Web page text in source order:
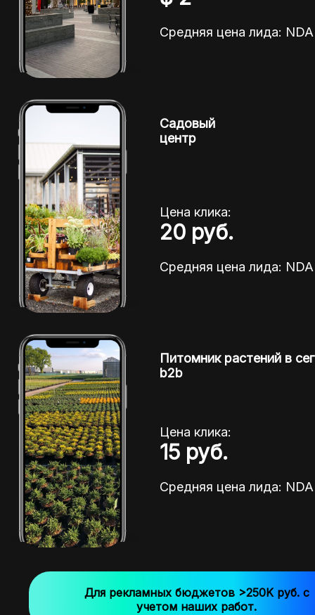
Средняя цена лида: NDA
Садовый
центр
Цена клика:
20 руб.
Средняя цена лида:
Питомник растений в
b2b
Цена клика:
15 руб.
Средняя цена лида:
Для рекламных бюджетов >250K руб. с
учетом наших работ.